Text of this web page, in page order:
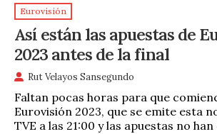
Eurovisión
Así están las apuestas de
2023 antes de la final
Rut Velayos Sansegundo
Faltan pocas horas para que
Eurovisión 2023, que se emite esta
TVE a las 21:00 y las apuestas no